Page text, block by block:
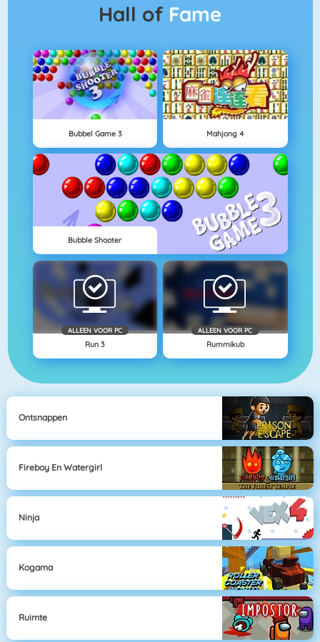
Hall of Fame
Bubbel Game 3 Mahjong 4
Bubble Shooter
ALLEEN VOOR PC
Run 3
ALLEEN VOOR PC
Rummikub
Ontsnappen
Fireboy En Watergirl
Ninja
Kogama
Ruimte